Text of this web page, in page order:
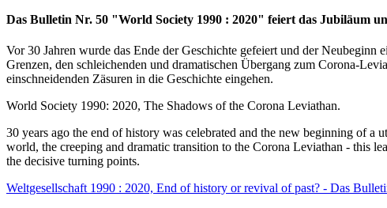
Das Bulletin Nr. 50 "World Society 1990 : 2020" feiert das Jubiläum
Vor 30 Jahren wurde das Ende der Geschichte gefeiert und der
Grenzen, den schleichenden und dramatischen Übergang zum Corona-
einschneidenden Zäsuren in die Geschichte eingehen.
World Society 1990: 2020, The Shadows of the Corona Leviathan.
30 years ago the end of history was celebrated and the new beginning of
world, the creeping and dramatic transition to the Corona Leviathan - this
the decisive turning points.
Weltgesellschaft 1990 : 2020, End of history or revival of past? - Das